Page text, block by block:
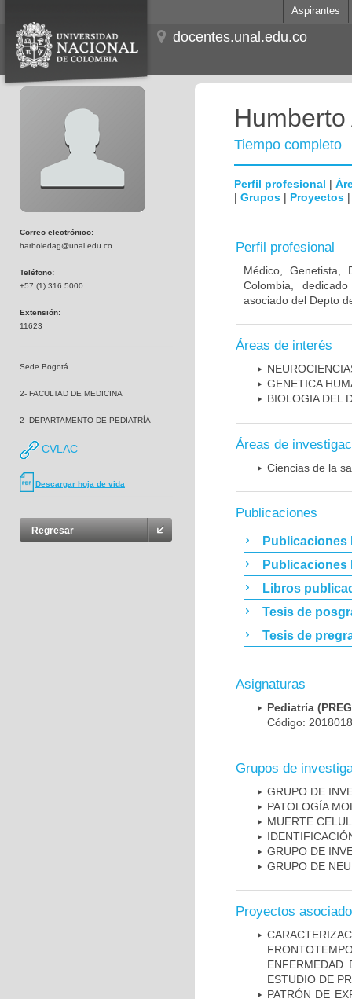
Aspirantes
docentes.unal.edu.co
Correo electrónico:
harboledag@unal.edu.co
Teléfono:
+57 (1) 316 5000
Extensión:
11623
Sede Bogotá
2- FACULTAD DE MEDICINA
2- DEPARTAMENTO DE PEDIATRÍA
CVLAC
Descargar hoja de vida
Regresar
Tiempo completo
Perfil profesional |
| Grupos | Proyectos
Perfil profesional
Médico, Genetista,
Colombia,
asociado del Depto
Áreas de interés
GENETICA
BIOLOGIA DEL
Áreas de
Ciencias de la
Publicaciones
Publicaciones
Publicaciones
Libros
Tesis de
Tesis de
Asignaturas
Pediatría
Código:
Grupos de
GRUPO DE
PATOLOGÍA
MUERTE
GRUPO DE
GRUPO DE
Proyectos
ENFERMEDAD
ESTUDIO DE
PATRÓN DE